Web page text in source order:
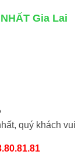
Gia Lai
quý khách